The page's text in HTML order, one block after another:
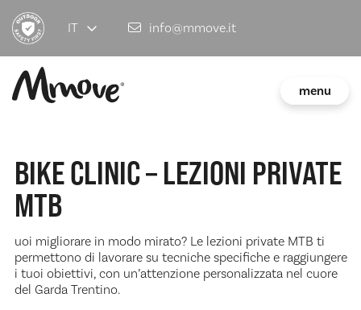
IT info@mmove.it
menu
BIKE CLINIC – LEZIONI PRIVATE
MTB
uoi migliorare in modo mirato? Le lezioni private MTB ti
permettono di lavorare su tecniche specifiche e raggiungere
i tuoi obiettivi, con un’attenzione personalizzata nel cuore
del Garda Trentino.